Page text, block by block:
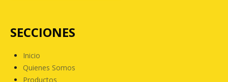
SECCIONES
Inicio
Quienes Somos
Productos